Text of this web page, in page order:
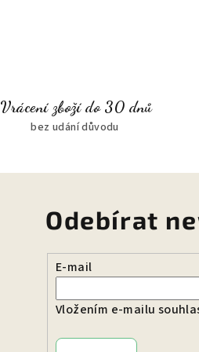
Vrácení zboží do 30 dnů
bez udání důvodu
Odebírat
E-mail
Vložením e-mailu